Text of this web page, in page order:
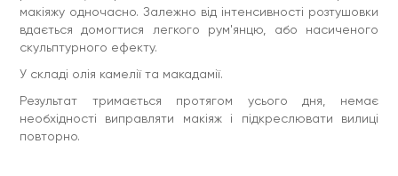
макіяжу одночасно. Залежно від інтенсивності розтушовки
вдається домогтися легкого рум'янцю, або насиченого
скульптурного ефекту.
У складі олія камелії та макадамії.
Результат тримається протягом усього дня, немає
необхідності виправляти макіяж і підкреслювати вилиці
повторно.